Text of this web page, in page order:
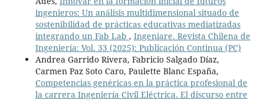
ingenieros: Un análisis multidimensional situado de
sostenibilidad de prácticas educativas mediatizadas
integrando un Fab Lab , Ingeniare. Revista Chilena de
Ingeniería: Vol. 33 (2025): Publicación Continua (PC)
Andrea Garrido Rivera, Fabricio Salgado Díaz,
Carmen Paz Soto Caro, Paulette Blanc España,
Competencias genéricas en la práctica profesional de
la carrera Ingeniería Civil Eléctrica. El discurso entre